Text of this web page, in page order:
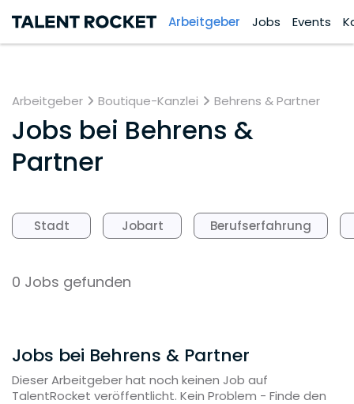
Arbeitgeber Jobs Events
Arbeitgeber Boutique-Kanzlei Behrens & Partner
Jobs bei Behrens &
Partner
Stadt Jobart Berufserfahrung
0 Jobs gefunden
Jobs bei Behrens & Partner
Dieser Arbeitgeber hat noch keinen Job auf
TalentRocket veröffentlicht. Kein Problem - Finde den